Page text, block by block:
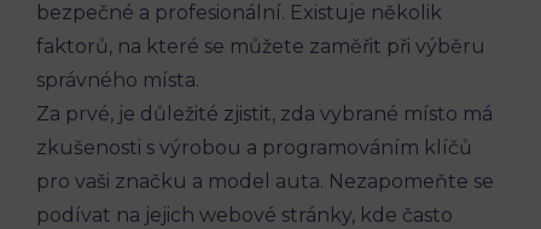
bezpečné a profesionální. Existuje několik
faktorů, na které se můžete zaměřit při výběru
správného místa.
Za prvé, je důležité zjistit, zda vybrané místo má
zkušenosti s výrobou a programováním klíčů
pro vaši ⁤značku a model auta. Nezapomeňte se
podívat na ​jejich webové stránky, kde často